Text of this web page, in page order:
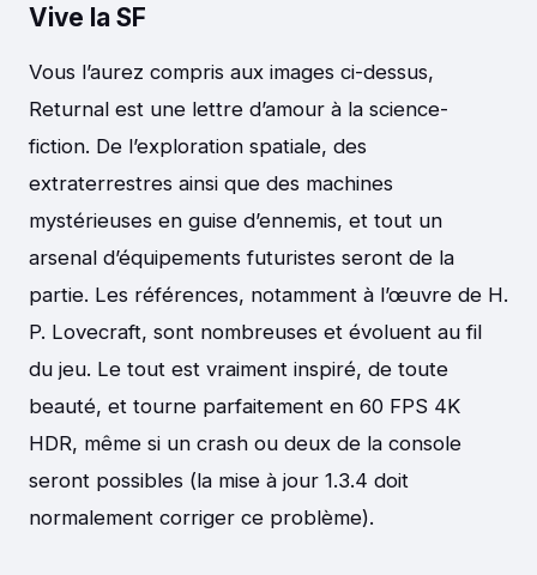
Vive la SF
Vous l’aurez compris aux images ci-dessus,
Returnal est une lettre d’amour à la science-
fiction. De l’exploration spatiale, des
extraterrestres ainsi que des machines
mystérieuses en guise d’ennemis, et tout un
arsenal d’équipements futuristes seront de la
partie. Les références, notamment à l’œuvre de H.
P. Lovecraft, sont nombreuses et évoluent au fil
du jeu. Le tout est vraiment inspiré, de toute
beauté, et tourne parfaitement en 60 FPS 4K
HDR, même si un crash ou deux de la console
seront possibles (la mise à jour 1.3.4 doit
normalement corriger ce problème).